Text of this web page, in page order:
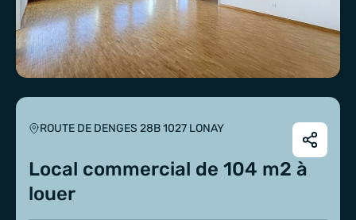
ROUTE DE DENGES 28B 1027 LONAY
Local commercial de 104 m2 à
louer